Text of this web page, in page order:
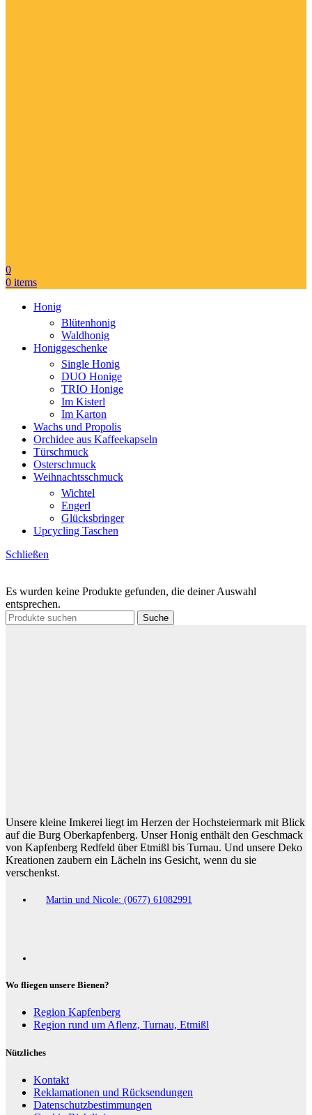
0
0 items
Honig
Blütenhonig
Waldhonig
Honiggeschenke
Single Honig
DUO Honige
TRIO Honige
Im Kisterl
Im Karton
Wachs und Propolis
Orchidee aus Kaffeekapseln
Türschmuck
Osterschmuck
Weihnachtsschmuck
Wichtel
Engerl
Glücksbringer
Upcycling Taschen
Schließen
Es wurden keine Produkte gefunden, die deiner Auswahl
entsprechen.
Suche
Unsere kleine Imkerei liegt im Herzen der Hochsteiermark mit Blick
auf die Burg Oberkapfenberg. Unser Honig enthält den Geschmack
von Kapfenberg Redfeld über Etmißl bis Turnau. Und unsere Deko
Kreationen zaubern ein Lächeln ins Gesicht, wenn du sie
verschenkst.
Martin und Nicole: (0677) 61082991
Wo fliegen unsere Bienen?
Region Kapfenberg
Region rund um Aflenz, Turnau, Etmißl
Nützliches
Kontakt
Reklamationen und Rücksendungen
Datenschutzbestimmungen